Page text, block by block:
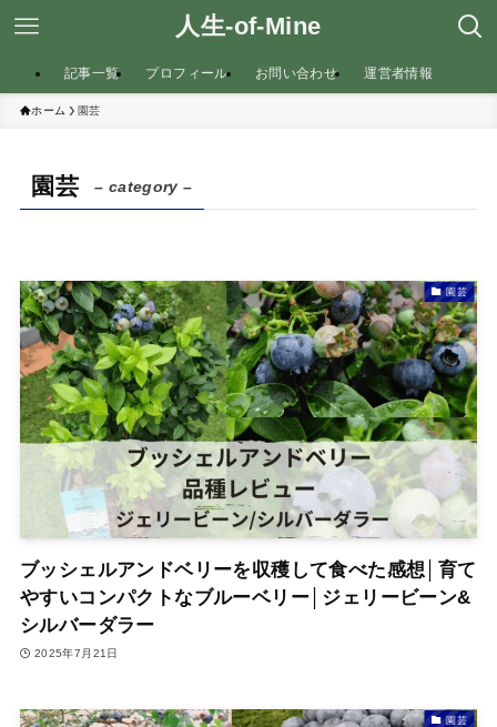
人生-of-Mine
記事一覧 プロフィール お問い合わせ 運営者情報
ホーム 園芸
園芸 – category –
園芸
ブッシェルアンドベリーを収穫して食べた感想│育て
やすいコンパクトなブルーベリー│ジェリービーン&
シルバーダラー
2025年7月21日
園芸